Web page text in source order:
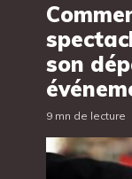
son
9 mn de lecture